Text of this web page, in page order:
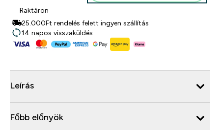
Raktáron
25.000Ft rendelés felett ingyen szállítás
14 napos visszaküldés
Leírás
Főbb előnyök